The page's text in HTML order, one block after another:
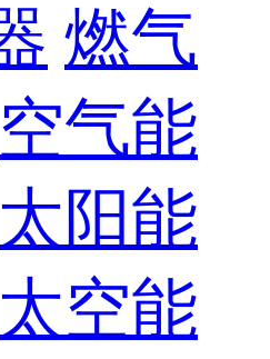
燃气
空气能
太阳能
太空能